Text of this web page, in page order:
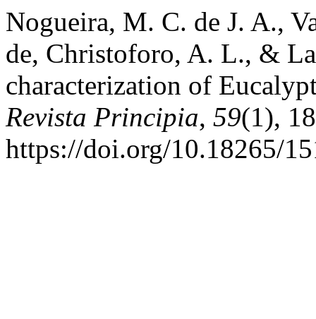
Nogueira, M. C. de J. A.,
de, Christoforo, A. L., &
characterization of
Revista Principia, 59(1),
https://doi.org/10.18265/